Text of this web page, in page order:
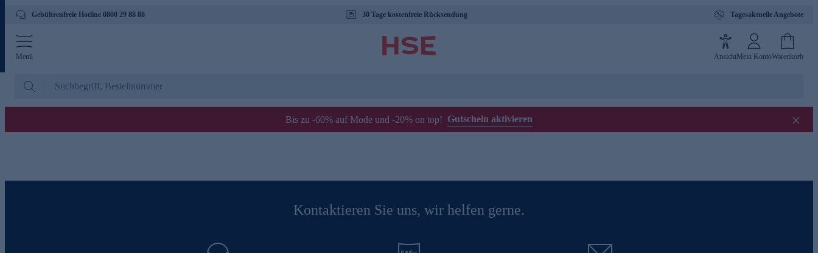
Gebührenfreie Hotline 0800 29 88 88 30 Tage kostenfreie Rücksendung Tagesaktuelle Angebote
Menü AnsichtMein KontoWarenkorb
Bis zu -60% auf Mode und -20% on top! Gutschein aktivieren
Kontaktieren Sie uns, wir helfen gerne.